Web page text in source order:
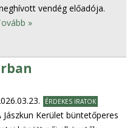
vendég előadója.
»
ÉRDEKES IRATOK
Jászkun Kerület büntetőperes